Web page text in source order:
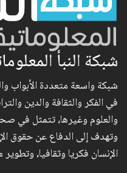
شبكة النبأ
شبكة واسعة متعددة
في الفكر والثقافة والدين
والعلوم وغيرها، تتمثل في
وتهدف إلى الدفاع عن حقوق
الإنسان فكريا وثقافيا، وتطوير